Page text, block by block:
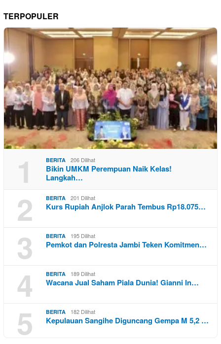
TERPOPULER
1 BERITA 206 Dilihat
Bikin UMKM Perempuan Naik Kelas!
Langkah…
2 BERITA 201 Dilihat
Kurs Rupiah Anjlok Parah Tembus Rp18.075…
3 BERITA 195 Dilihat
Pemkot dan Polresta Jambi Teken Komitmen…
4 BERITA 189 Dilihat
Wacana Jual Saham Piala Dunia! Gianni In…
5 BERITA 182 Dilihat
Kepulauan Sangihe Diguncang Gempa M 5,2 …